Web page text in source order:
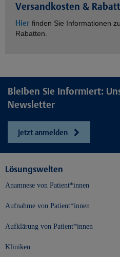
Versandkosten &
Hier finden Sie Informationen
Rabatten.
Bleiben Sie informiert:
Newsletter
Jetzt anmelden
Lösungswelten
Anamnese von Patient*innen
Aufnahme von Patient*innen
Aufklärung von Patient*innen
Kliniken